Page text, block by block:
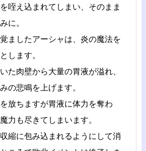
咥え込まれてしまい、そのまま
に。
ましたアーシャは、炎の魔法を
します。
た肉壁から大量の胃液が溢れ、
の悲鳴を上げます。
放ちますが胃液に体力を奪わ
力も尽きてしまいます。
縮に包み込まれるようにして消